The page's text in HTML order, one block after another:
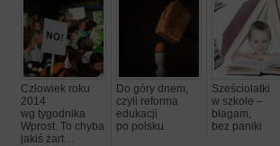
Człowiek roku
2014
wg tygodnika
Wprost. To chyba
jakiś żart…
Do góry dnem,
czyli reforma
edukacji
po polsku
Sześciolatki
w szkole –
błagam,
bez paniki